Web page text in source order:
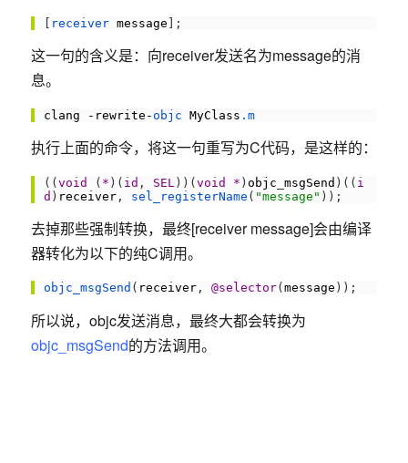
[ receiver message ] ;
这一句的含义是：向receiver发送名为message的消
息。
clang - rewrite -objc MyClass .m
执行上面的命令，将这一句重写为C代码，是这样的：
( (void ( * ) ( id , SEL ) ) (void * ) objc msgSend ) ( ( i
d ) receiver, sel_registerName ( "message" ) ) ;
去掉那些强制转换，最终[receiver message]会由编译
器转化为以下的纯C调用。
objc_msgSend ( receiver, @selector( message ) ) ;
所以说，objc发送消息，最终大都会转换为
objc_msgSend的方法调用。